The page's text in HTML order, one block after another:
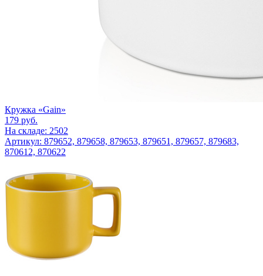
Кружка «Gain»
179 руб.
На складе: 2502
Артикул: 879652, 879658, 879653, 879651, 879657, 879683,
870612, 870622